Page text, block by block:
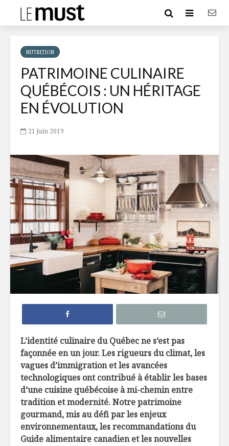
NUTRITION
PATRIMOINE CULINAIRE
QUÉBÉCOIS : UN HÉRITAGE
EN ÉVOLUTION
21 juin 2019
L’identité culinaire du Québec ne s’est pas
façonnée en un jour. Les rigueurs du climat, les
vagues d’immigration et les avancées
technologiques ont contribué à établir les bases
d’une cuisine québécoise à mi-chemin entre
tradition et modernité. Notre patrimoine
gourmand, mis au défi par les enjeux
environnementaux, les recommandations du
Guide alimentaire canadien et les nouvelles
Efficaces, les
remèdes de grand-
mère?
La créatine, poudre
miracle ?
le sucre
ses
une
Les vins du Liban :